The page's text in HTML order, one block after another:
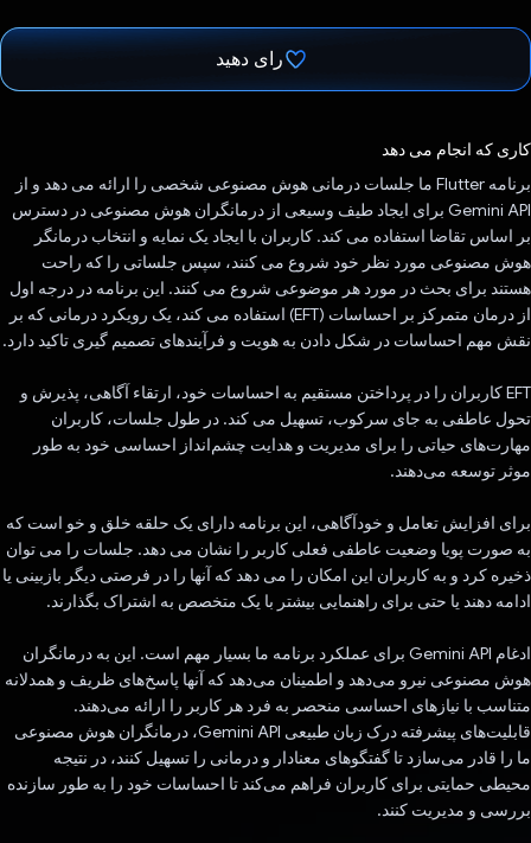
رای دهید
کاری که انجام می دهد
برنامه Flutter ما جلسات درمانی هوش مصنوعی شخصی را ارائه می دهد و از
Gemini API برای ایجاد طیف وسیعی از درمانگران هوش مصنوعی در دسترس
بر اساس تقاضا استفاده می کند. کاربران با ایجاد یک نمایه و انتخاب درمانگر
هوش مصنوعی مورد نظر خود شروع می کنند، سپس جلساتی را که راحت
هستند برای بحث در مورد هر موضوعی شروع می کنند. این برنامه در درجه اول
از درمان متمرکز بر احساسات (EFT) استفاده می کند، یک رویکرد درمانی که بر
نقش مهم احساسات در شکل دادن به هویت و فرآیندهای تصمیم گیری تاکید دارد.
EFT کاربران را در پرداختن مستقیم به احساسات خود، ارتقاء آگاهی، پذیرش و
تحول عاطفی به جای سرکوب، تسهیل می کند. در طول جلسات، کاربران
مهارت‌های حیاتی را برای مدیریت و هدایت چشم‌انداز احساسی خود به طور
موثر توسعه می‌دهند.
برای افزایش تعامل و خودآگاهی، این برنامه دارای یک حلقه خلق و خو است که
به صورت پویا وضعیت عاطفی فعلی کاربر را نشان می دهد. جلسات را می توان
ذخیره کرد و به کاربران این امکان را می دهد که آنها را در فرصتی دیگر بازبینی یا
ادامه دهند یا حتی برای راهنمایی بیشتر با یک متخصص به اشتراک بگذارند.
ادغام Gemini API برای عملکرد برنامه ما بسیار مهم است. این به درمانگران
هوش مصنوعی نیرو می‌دهد و اطمینان می‌دهد که آنها پاسخ‌های ظریف و همدلانه
متناسب با نیازهای احساسی منحصر به فرد هر کاربر را ارائه می‌دهند.
قابلیت‌های پیشرفته درک زبان طبیعی Gemini API، درمانگران هوش مصنوعی
ما را قادر می‌سازد تا گفتگوهای معنادار و درمانی را تسهیل کنند، در نتیجه
محیطی حمایتی برای کاربران فراهم می‌کند تا احساسات خود را به طور سازنده
بررسی و مدیریت کنند.